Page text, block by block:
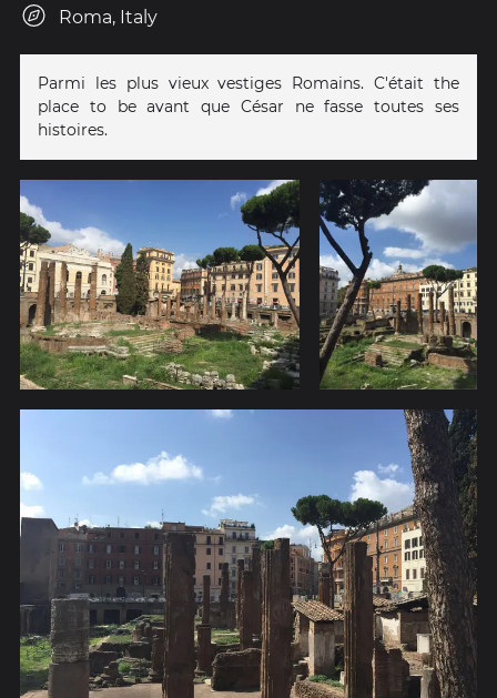
Roma, Italy
Parmi les plus vieux vestiges Romains. C'était the
place to be avant que César ne fasse toutes ses
histoires.